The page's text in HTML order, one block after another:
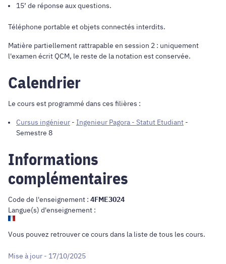
15’ de réponse aux questions.
Téléphone portable et objets connectés interdits.
Matière partiellement rattrapable en session 2 : uniquement
l'examen écrit QCM, le reste de la notation est conservée.
Calendrier
Le cours est programmé dans ces filières :
Cursus ingénieur - Ingenieur Pagora - Statut Etudiant -
Semestre 8
Informations
complémentaires
Code de l'enseignement : 4FME3024
Langue(s) d'enseignement :
Vous pouvez retrouver ce cours dans la liste de tous les cours.
Mise à jour - 17/10/2025